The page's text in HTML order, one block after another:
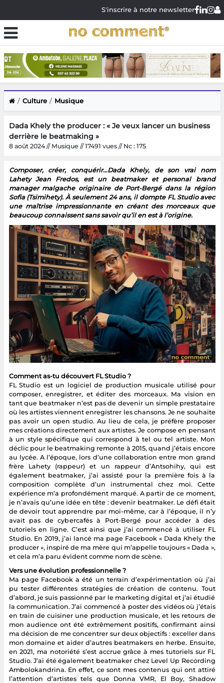
S'inscrire à notre newsletter
Culture Musique
Dada Khely the producer : « Je veux lancer un business
derrière le beatmaking »
8 août 2024 // Musique // 17491 vues // Nc : 175
Composer, créer, conquérir…Dada Khely, de son vrai nom
Lahety Jean Fredos, est un beatmaker et personal brand
manager malgache originaire de Port-Bergé dans la région
Sofia (Tsimihety). À seulement 24 ans, il dompte FL Studio avec
une maîtrise impressionnante en créant des morceaux que
beaucoup connaissent sans savoir qu’il en est à l’origine.
Comment as-tu découvert FL Studio ?
FL Studio est un logiciel de production musicale utilisé pour
composer, enregistrer, et éditer des morceaux. Ma vision en
tant que beatmaker n’est pas de devenir un simple prestataire
où les artistes viennent enregistrer les chansons. Je ne souhaite
pas avoir un open studio. Au lieu de cela, je préfère proposer
mes créations directement aux artistes. Je compose en pensant
à un style spécifique qui correspond à tel ou tel artiste. Mon
déclic pour le beatmaking remonte à 2015, quand j’étais encore
au lycée. A l’époque, lors d’une collaboration entre mon grand
frère Lahety (rappeur) et un rappeur d’Antsohihy, qui est
également beatmaker, j’ai assisté pour la première fois à la
composition complète d’un instrumental chez moi. Cette
expérience m’a profondément marqué. A partir de ce moment,
je n’avais qu’une idée en tête : devenir beatmaker. Le défi était
de devoir tout apprendre par moi-même, car à l’époque, il n’y
avait pas de cybercafés à Port-Bergé pour accéder à des
tutoriels en ligne. C’est ainsi que j’ai commencé à utiliser FL
Studio. En 2019, j’ai lancé ma page Facebook « Dada Khely the
producer », inspiré de ma mère qui m’appelle toujours « Dada »,
et cela m’a paru évident comme nom de scène.
Vers une évolution professionnelle ?
Ma page Facebook a été un terrain d’expérimentation où j’ai
pu tester différentes stratégies de création de contenu. Tout
d’abord, je suis passionné par le marketing digital et j’ai étudié
la communication. J’ai commencé à poster des vidéos où j’étais
en train de cuisiner une production musicale, et les retours de
mon audience ont été extrêmement positifs, confirmant ainsi
ma décision de me concentrer sur deux objectifs : exceller dans
mon domaine et aider d’autres beatmakers en herbe. Ensuite,
en 2021, ma notoriété s’est accrue grâce à mes tutoriels sur FL
Studio. J’ai été également beatmaker chez Level Up Recording
Ambolokandrina. En effet, ce sont mes contenus qui ont attiré
l’attention d’artistes tels que Donna VMR, El Boy, Shadow